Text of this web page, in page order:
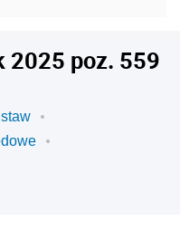
2025 poz. 559